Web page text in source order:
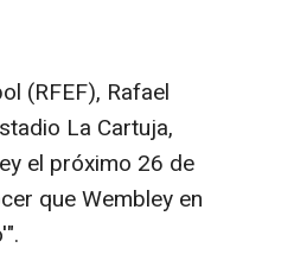
(RFEF), Rafael
La Cartuja,
el próximo 26 de
que Wembley en